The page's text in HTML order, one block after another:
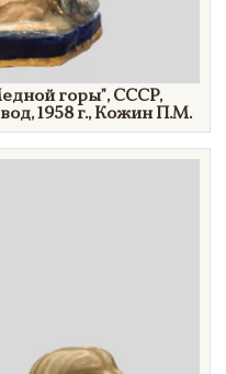
горы", СССР,
1958 г., Кожин П.М.